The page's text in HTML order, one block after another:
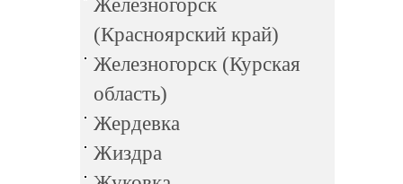
Железногорск
(Красноярский край)
Железногорск (Курская
область)
Жердевка
Жиздра